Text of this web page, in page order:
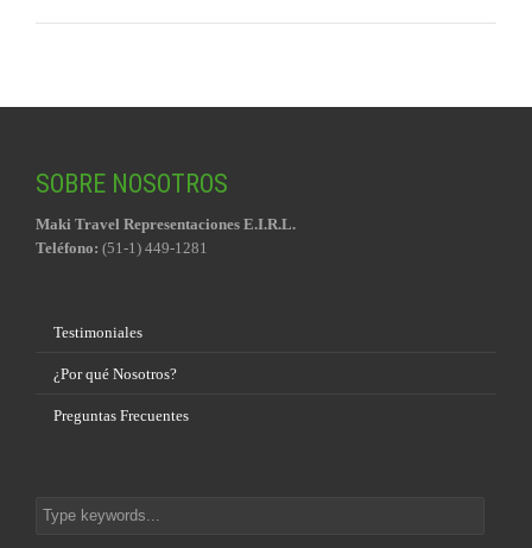
SOBRE NOSOTROS
Maki Travel Representaciones E.I.R.L.
Teléfono: (51-1) 449-1281
Testimoniales
¿Por qué Nosotros?
Preguntas Frecuentes